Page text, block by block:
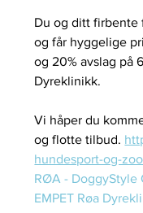
Du og ditt firbente
og får hyggelige
og 20% avslag på
Dyreklinikk.
Vi håper du
og flotte tilbud.
hundesport-og-
RØA - DoggyStyle
EMPET Røa